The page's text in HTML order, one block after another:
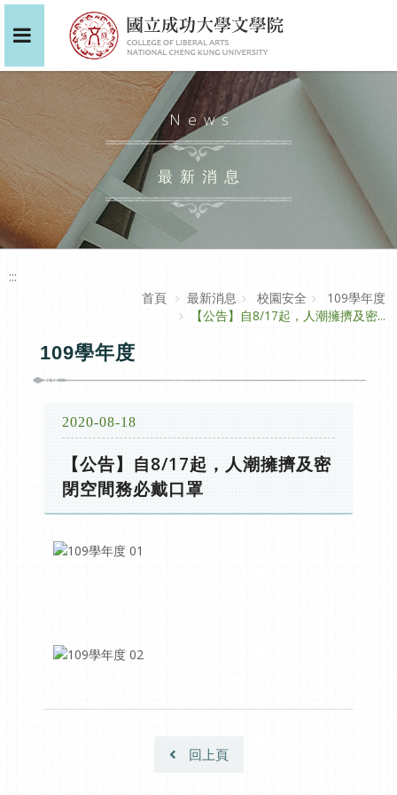
News
最新消息
:::
首頁
最新消息 校園安全
109學年度
【公告】自8/17起，人潮擁擠及密...
109學年度
2020-08-18
【公告】自8/17起，人潮擁擠及密
閉空間務必戴口罩
回上頁